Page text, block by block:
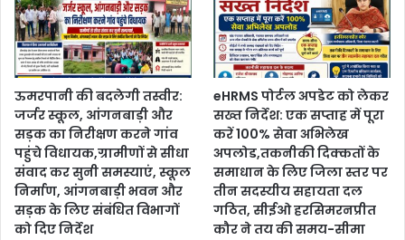
ऊमरपानी की बदलेगी तस्वीर:
जर्जर स्कूल, आंगनबाड़ी और
सड़क का निरीक्षण करने गांव
पहुंचे विधायक,ग्रामीणों से सीधा
संवाद कर सुनी समस्याएं, स्कूल
निर्माण, आंगनबाड़ी भवन और
सड़क के लिए संबंधित विभागों
को दिए निर्देश
eHRMS पोर्टल अपडेट को लेकर
सख्त निर्देश: एक सप्ताह में पूरा
करें 100% सेवा अभिलेख
अपलोड,तकनीकी दिक्कतों के
समाधान के लिए जिला स्तर पर
तीन सदस्यीय सहायता दल
गठित, सीईओ हरसिमरनप्रीत
कौर ने तय की समय-सीमा